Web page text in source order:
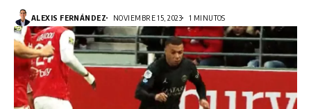
ALEXIS FERNÁNDEZ NOVIEMBRE 15, 2023 1 MINUTOS